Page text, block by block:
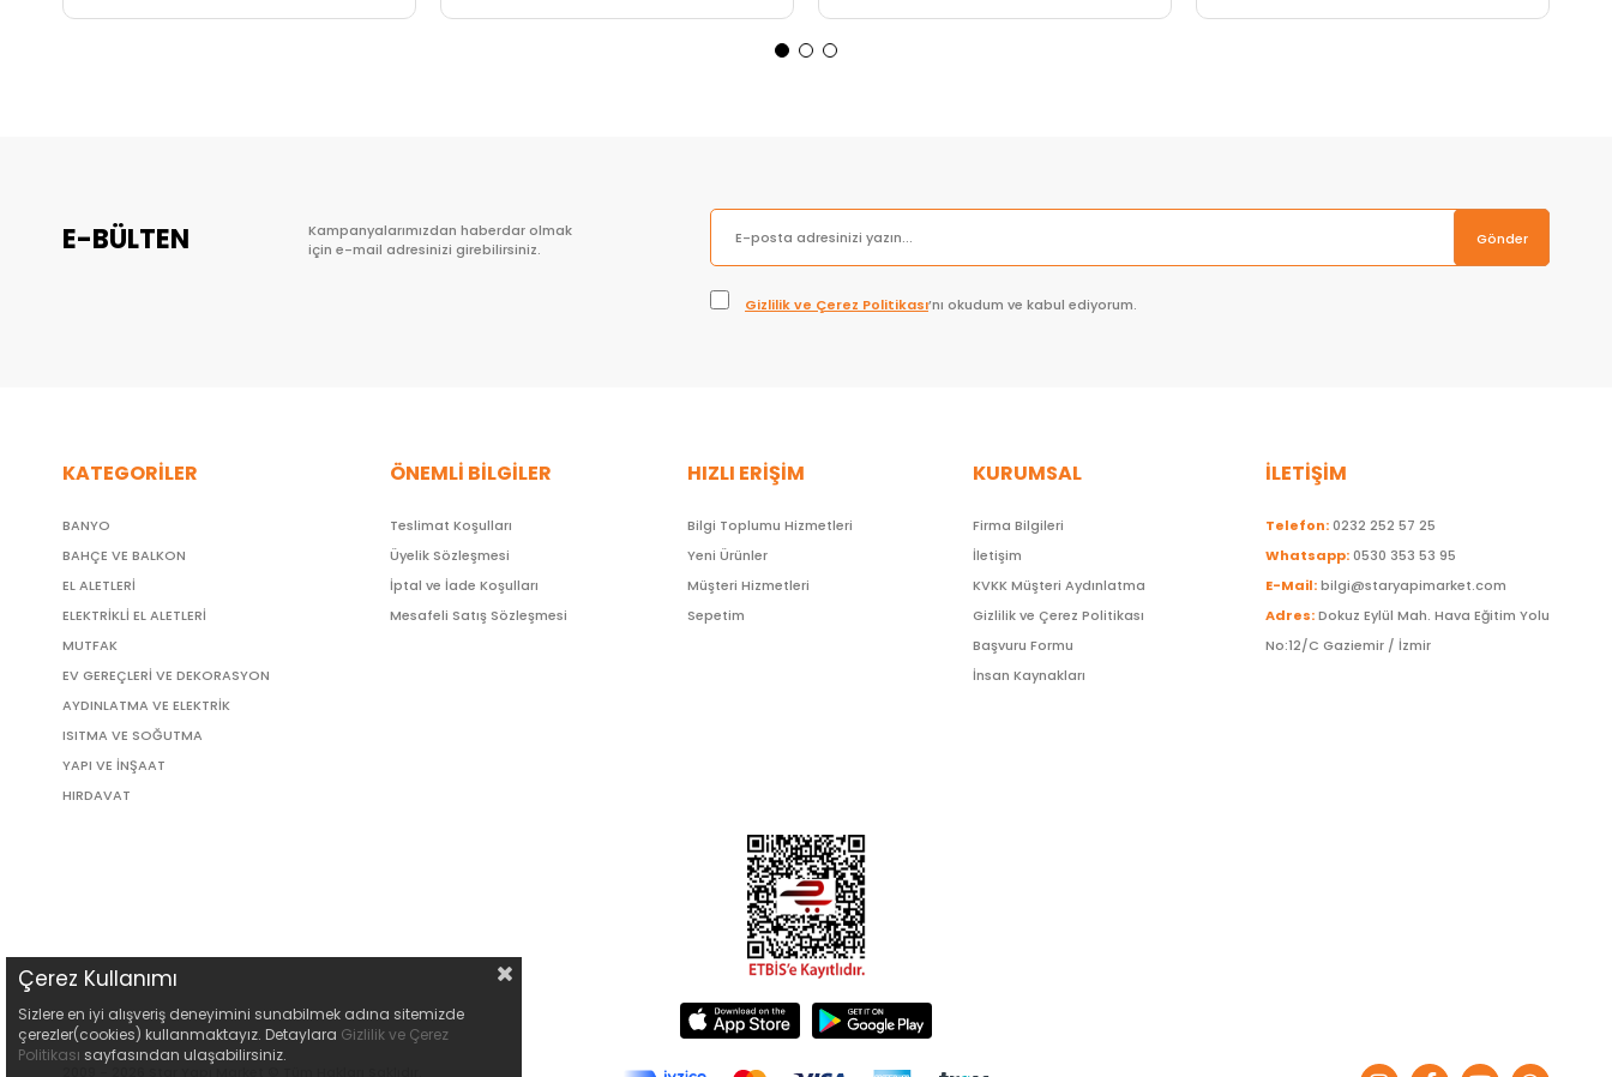
E-BÜLTEN
Kampanyalarımızdan haberdar olmak
için e-mail adresinizi girebilirsiniz.
Gönder
Gizlilik ve Çerez Politikası’nı okudum ve kabul ediyorum.
KATEGORİLER
BANYO
BAHÇE VE BALKON
EL ALETLERİ
ELEKTRİKLİ EL ALETLERİ
MUTFAK
EV GEREÇLERİ VE DEKORASYON
AYDINLATMA VE ELEKTRİK
ISITMA VE SOĞUTMA
YAPI VE İNŞAAT
HIRDAVAT
ÖNEMLİ BİLGİLER
Teslimat Koşulları
Üyelik Sözleşmesi
İptal ve İade Koşulları
Mesafeli Satış Sözleşmesi
HIZLI ERİŞİM
Bilgi Toplumu Hizmetleri
Yeni Ürünler
Müşteri Hizmetleri
Sepetim
KURUMSAL
Firma Bilgileri
İletişim
KVKK Müşteri Aydınlatma
Gizlilik ve Çerez Politikası
Başvuru Formu
İnsan Kaynakları
İLETİŞİM
Telefon:0232 252 57 25
Whatsapp:0530 353 53 95
E-Mail:bilgi@staryapimarket.com
Adres:Dokuz Eylül Mah. Hava Eğitim Yolu
No:12/C Gaziemir / İzmir
Çerez Kullanımı
Sizlere en iyi alışveriş deneyimini sunabilmek adına sitemizde
çerezler(cookies) kullanmaktayız. Detaylara Gizlilik ve Çerez
Politikası sayfasından ulaşabilirsiniz.